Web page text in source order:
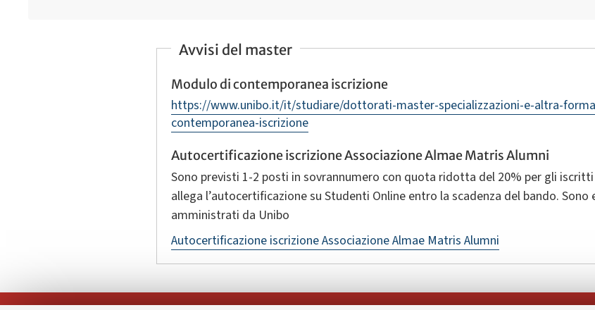
Avvisi del master
Modulo di contemporanea iscrizione
https://www.unibo.it/it/studiare/dottorati-master-specializzazioni-e-altra-
contemporanea-iscrizione
Autocertificazione iscrizione Associazione Almae Matris Alumni
Sono previsti 1‑2 posti in sovrannumero con quota ridotta del 20% per gli iscritti
allega l’autocertificazione su Studenti Online entro la scadenza del bando.
amministrati da Unibo
Autocertificazione iscrizione Associazione Almae Matris Alumni